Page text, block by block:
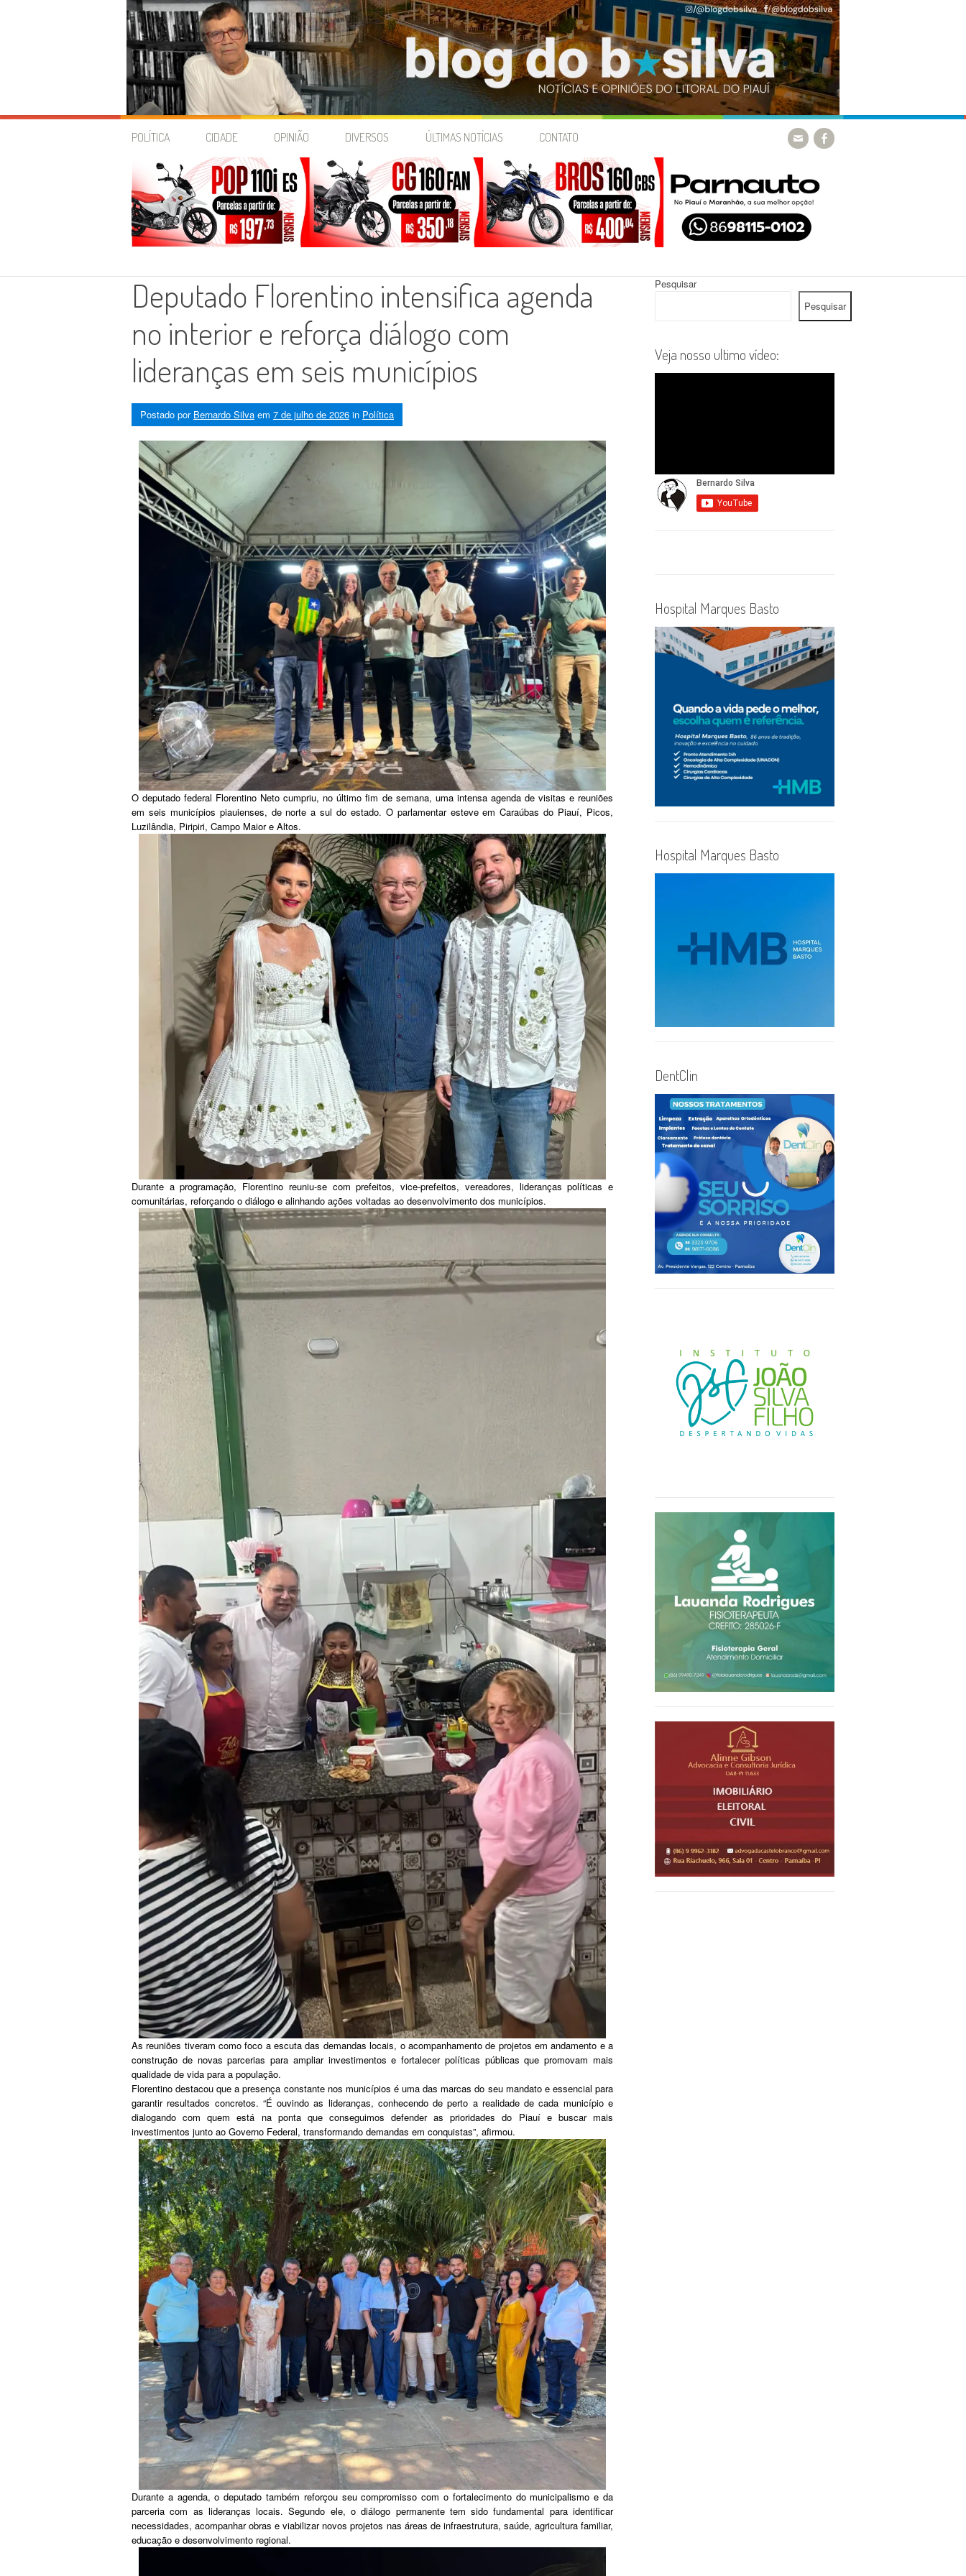
Skip
POLÍTICA CIDADE OPINIÃO DIVERSOS ÚLTIMAS NOTÍCIAS CONTATO
Deputado Florentino intensifica agenda
no interior e reforça diálogo com
lideranças em seis municípios
Postado por Bernardo Silva em 7 de julho de 2026 in Política
O deputado federal Florentino Neto cumpriu, no último fim de semana, uma intensa agenda de visitas e reuniões
em seis municípios piauienses, de norte a sul do estado. O parlamentar esteve em Caraúbas do Piauí, Picos,
Luzilândia, Piripiri, Campo Maior e Altos.
Durante a programação, Florentino reuniu-se com prefeitos, vice-prefeitos, vereadores, lideranças políticas e
comunitárias, reforçando o diálogo e alinhando ações voltadas ao desenvolvimento dos municípios.
As reuniões tiveram como foco a escuta das demandas locais, o acompanhamento de projetos em andamento e a
construção de novas parcerias para ampliar investimentos e fortalecer políticas públicas que promovam mais
qualidade de vida para a população.
Florentino destacou que a presença constante nos municípios é uma das marcas do seu mandato e essencial para
garantir resultados concretos. “É ouvindo as lideranças, conhecendo de perto a realidade de cada município e
dialogando com quem está na ponta que conseguimos defender as prioridades do Piauí e buscar mais
investimentos junto ao Governo Federal, transformando demandas em conquistas”, afirmou.
Durante a agenda, o deputado também reforçou seu compromisso com o fortalecimento do municipalismo e da
parceria com as lideranças locais. Segundo ele, o diálogo permanente tem sido fundamental para identificar
necessidades, acompanhar obras e viabilizar novos projetos nas áreas de infraestrutura, saúde, agricultura familiar,
educação e desenvolvimento regional.
Pesquisar
Pesquisar
Veja nosso ultimo vídeo:
Hospital Marques Basto
Hospital Marques Basto
DentClin